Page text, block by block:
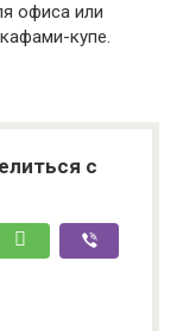
офиса или
купе.
с